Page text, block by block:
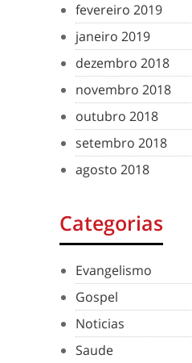
fevereiro 2019
janeiro 2019
dezembro 2018
novembro 2018
outubro 2018
setembro 2018
agosto 2018
Categorias
Evangelismo
Gospel
Noticias
Saude